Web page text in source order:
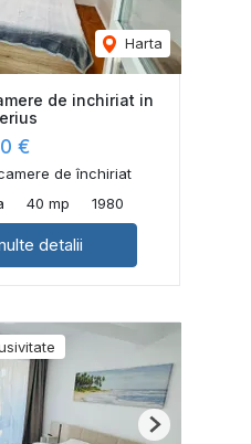
Harta
de inchiriat in
€
de închiriat
40 mp 1980
detalii
Next